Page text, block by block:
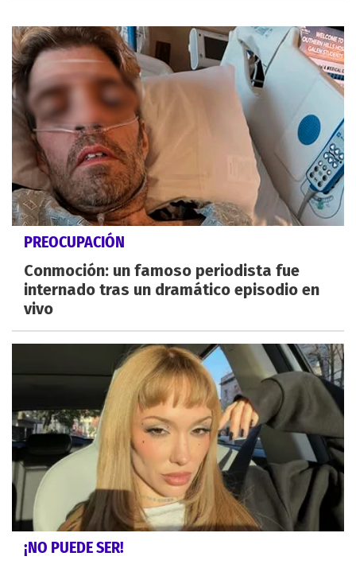
PREOCUPACIÓN
Conmoción: un famoso periodista fue
internado tras un dramático episodio en
vivo
¡NO PUEDE SER!